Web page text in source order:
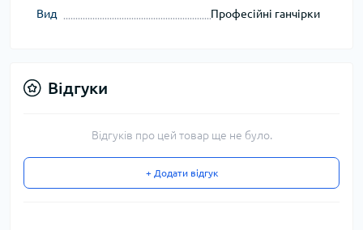
Вид Професійні ганчірки
Відгуки
Відгуків про цей товар ще не було.
+ Додати відгук